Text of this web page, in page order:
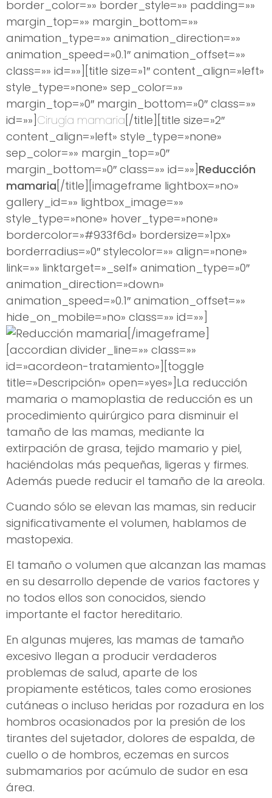
border_color=»» border_style=»» padding=»»
margin_top=»» margin_bottom=»»
animation_type=»» animation_direction=»»
animation_speed=»0.1″ animation_offset=»»
class=»» id=»»][title size=»1″ content_align=»left»
style_type=»none» sep_color=»»
margin_top=»0″ margin_bottom=»0″ class=»»
id=»»] Cirugía mamaria [/title][title size=»2″
content_align=»left» style_type=»none»
sep_color=»» margin_top=»0″
margin_bottom=»0″ class=»» id=»»] Reducción
mamaria [/title][imageframe lightbox=»no»
gallery_id=»» lightbox_image=»»
style_type=»none» hover_type=»none»
bordercolor=»#933f6d» bordersize=»1px»
borderradius=»0″ stylecolor=»» align=»none»
link=»» linktarget=»_self» animation_type=»0″
animation_direction=»down»
animation_speed=»0.1″ animation_offset=»»
hide_on_mobile=»no» class=»» id=»»]
[/imageframe]
[accordian divider_line=»» class=»»
id=»acordeon-tratamiento»][toggle
title=»Descripción» open=»yes»]La reducción
mamaria o mamoplastia de reducción es un
procedimiento quirúrgico para disminuir el
tamaño de las mamas, mediante la
extirpación de grasa, tejido mamario y piel,
haciéndolas más pequeñas, ligeras y firmes.
Además puede reducir el tamaño de la areola.
Cuando sólo se elevan las mamas, sin reducir
significativamente el volumen, hablamos de
mastopexia.
El tamaño o volumen que alcanzan las mamas
en su desarrollo depende de varios factores y
no todos ellos son conocidos, siendo
importante el factor hereditario.
En algunas mujeres, las mamas de tamaño
excesivo llegan a producir verdaderos
problemas de salud, aparte de los
propiamente estéticos, tales como erosiones
cutáneas o incluso heridas por rozadura en los
hombros ocasionados por la presión de los
tirantes del sujetador, dolores de espalda, de
cuello o de hombros, eczemas en surcos
submamarios por acúmulo de sudor en esa
área.